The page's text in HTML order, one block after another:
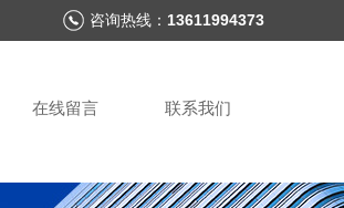
咨询热线： 13611994373
在线留言 联系我们